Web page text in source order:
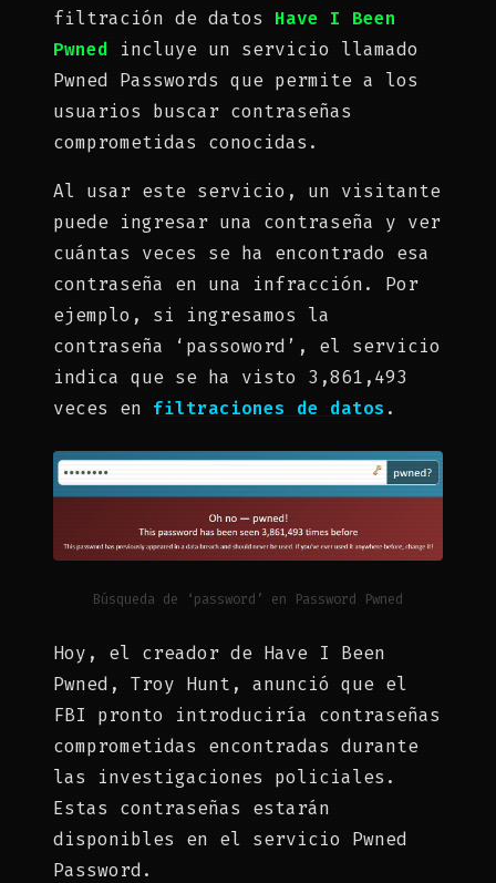
filtración de datos Have I Been
Pwned incluye un servicio llamado
Pwned Passwords que permite a los
usuarios buscar contraseñas
comprometidas conocidas.
Al usar este servicio, un visitante
puede ingresar una contraseña y ver
cuántas veces se ha encontrado esa
contraseña en una infracción. Por
ejemplo, si ingresamos la
contraseña ‘passoword’, el servicio
indica que se ha visto 3,861,493
veces en filtraciones de datos .
Búsqueda de ‘password’ en Password Pwned
Hoy, el creador de Have I Been
Pwned, Troy Hunt, anunció que el
FBI pronto introduciría contraseñas
comprometidas encontradas durante
las investigaciones policiales.
Estas contraseñas estarán
disponibles en el servicio Pwned
Password.